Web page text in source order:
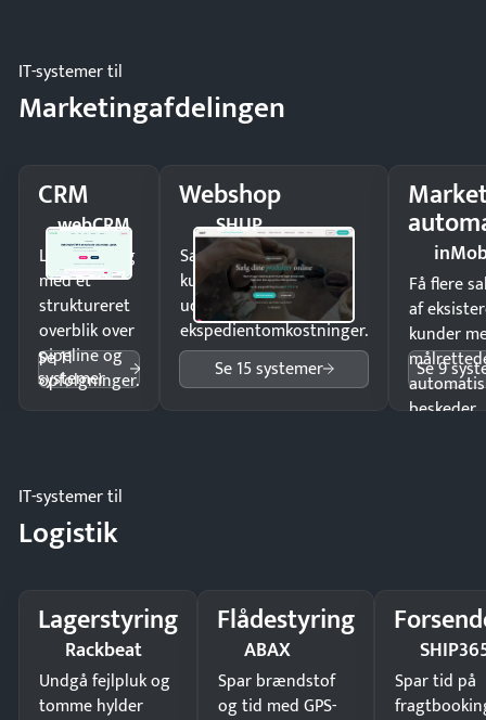
IT-systemer til
Marketingafdelingen
CRM
webCRM
Luk flere salg
med et
struktureret
overblik over
pipeline og
opfølgninger.
Se 11
systemer
Webshop
SHUP
Sælg produkter 24/7 til
kunder i hele landet
uden
ekspedientomkostninger.
Se 15 systemer
Få flere
af
kunder
beskeder.
Se 9
IT-systemer til
Logistik
Lagerstyring
Rackbeat
Undgå fejlpluk og
tomme hylder
Flådestyring
ABAX
Spar brændstof
og tid med GPS-
Spar tid på